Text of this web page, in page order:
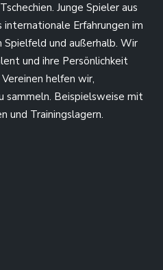
Junge Spieler aus
internationale Erfahrungen im
Spielfeld und außerhalb. Wir
und ihre Persönlichkeit
helfen wir,
sammeln. Beispielsweise mit
und Trainingslagern.